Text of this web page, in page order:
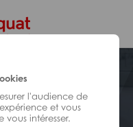
l'audience de
et vous
vous intéresser.
PUBLICS